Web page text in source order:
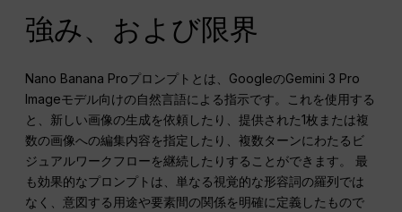
強み、および限界
Nano Banana Proプロンプトとは、GoogleのGemini 3 Pro
Imageモデル向けの自然言語による指示です。これを使用する
と、新しい画像の生成を依頼したり、提供された1枚または複
数の画像への編集内容を指定したり、複数ターンにわたるビ
ジュアルワークフローを継続したりすることができます。 最
も効果的なプロンプトは、単なる視覚的な形容詞の羅列では
なく、意図する用途や要素間の関係を明確に定義したもので